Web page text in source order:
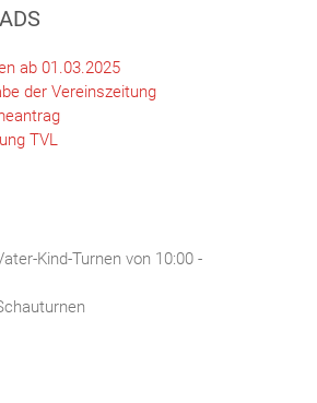
ab 01.03.2025
der Vereinszeitung
TVL
Kind-Turnen von 10:00 -